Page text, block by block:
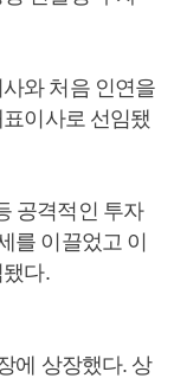
와 처음 인연을
이사로 선임됐
공격적인 투자
를 이끌었고 이
다.
에 상장했다. 상